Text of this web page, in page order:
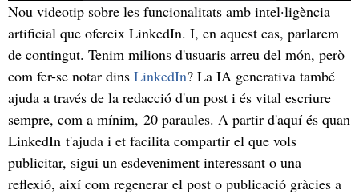
Nou videotip sobre les funcionalitats amb intel·ligència
artificial que ofereix LinkedIn. I, en aquest cas, parlarem
de contingut. Tenim milions d'usuaris arreu del món, però
com fer-se notar dins LinkedIn? La IA generativa també
ajuda a través de la redacció d'un post i és vital escriure
sempre, com a mínim, 20 paraules. A partir d'aquí és quan
LinkedIn t'ajuda i et facilita compartir el que vols
publicitar, sigui un esdeveniment interessant o una
reflexió, així com regenerar el post o publicació gràcies a